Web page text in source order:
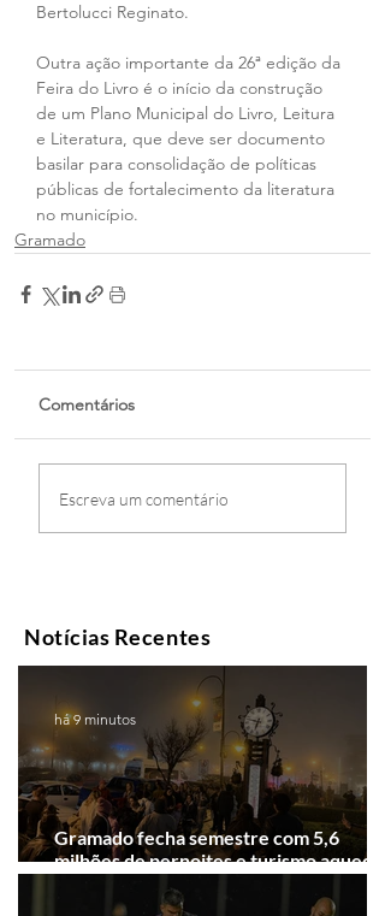
Bertolucci Reginato.
Outra ação importante da 26ª edição da
Feira do Livro é o início da construção
de um Plano Municipal do Livro, Leitura
e Literatura, que deve ser documento
basilar para consolidação de políticas
públicas de fortalecimento da literatura
no município.
Gramado
Comentários
Escreva um comentário
Notícias Recentes
Gramado fecha semestre com 5,6
milhões de pernoites e turismo
Junho desponta!
há 9 minutos